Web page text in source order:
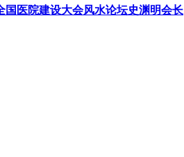
国医院建设大会风水论坛史渊明会长